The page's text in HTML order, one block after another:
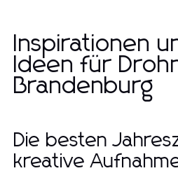
Inspirationen
Ideen für
Brandenburg
Die besten
kreative